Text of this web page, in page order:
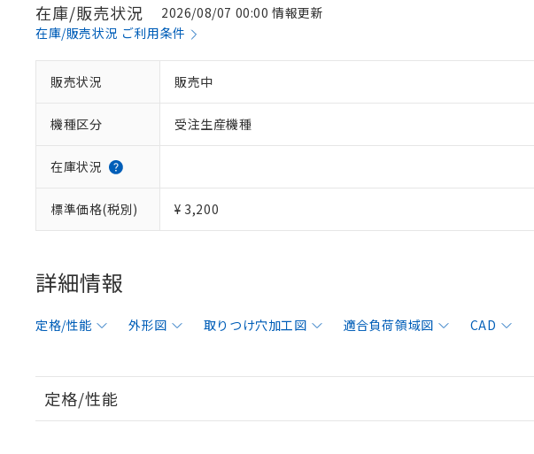
在庫/販売状況
2026/08/07 00:00 情報更新
在庫/販売状況 ご利用条件
販売状況 販売中
機種区分 受注生産機種
在庫状況
標準価格(税別) ¥ 3,200
詳細情報
定格/性能 外形図 取りつけ穴加工図 適合負荷領域図 CAD
定格/性能